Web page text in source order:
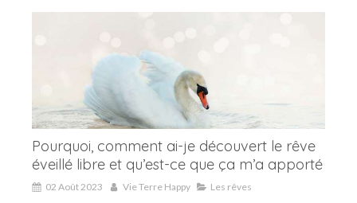
Pourquoi, comment ai-je découvert le rêve
éveillé libre et qu’est-ce que ça m’a apporté
02 Août 2023 Vie Terre Happy Les rêves